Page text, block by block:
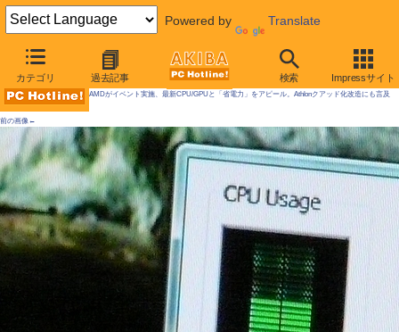
Powered by Translate
カテゴリ 過去記事 検索 Impressサイト
AKIBA PC Hotline! 2009年5月2日号
AMDがイベント実施、最新CPU/GPUと「省電力」をアピール。Athlonクアッド化改造にも言及
前の画像←